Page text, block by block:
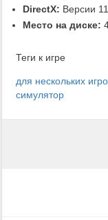
DirectX: Версии 11
Место на диске:
Теги к игре
для нескольких
симулятор